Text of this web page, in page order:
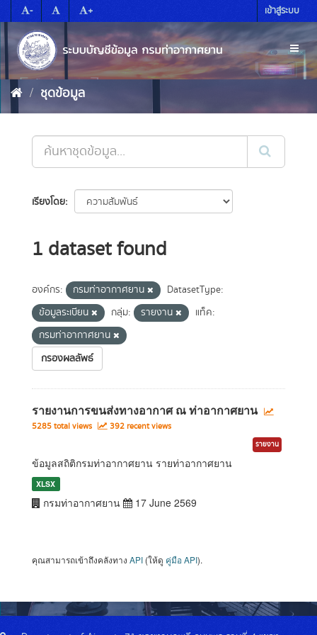
to
content
- + เข้าสู่ระบบ
ชุดข้อมูล
เรียงโดย
1 dataset found
องค์กร: กรมท่าอากาศยาน
DatasetType:
ข้อมูลระเบียน
กลุ่ม: รายงาน
แท็ค:
กรมท่าอากาศยาน
กรองผลลัพธ์
รายงานการขนส่งทางอากาศ ณ ท่าอากาศยาน
5285 total views 392 recent views
รายงาน
ข้อมูลสถิติกรมท่าอากาศยาน รายท่าอากาศยาน
XLSX
กรมท่าอากาศยาน 17 June 2569
คุณสามารถเข้าถึงคลังทาง API (ให้ดู คู่มือ API).